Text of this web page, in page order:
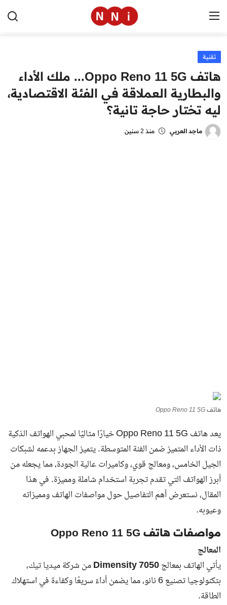
الرئيسية
اخبار مصر
العالم
الرياضة
تقنية
هاتف Oppo Reno 11 5G... ملك الأداء
والبطارية العملاقة في الفئة الاقتصادية،
ليه تختار حاجة تانية؟
ماجد العربي منذ 2 سنين
هاتف Oppo Reno 11 5G
يعد هاتف Oppo Reno 11 5G خيارًا مثاليًا لمحبي الهواتف الذكية
ذات الأداء المتميز ضمن الفئة المتوسطة. يتميز الجهاز بدعمه لشبكات
الجيل الخامس، ومعالج قوي، وكاميرات عالية الجودة، مما يجعله من
أبرز الهواتف التي تقدم تجربة استخدام شاملة ومميزة. في هذا
المقال، نستعرض أهم التفاصيل حول مواصفات الهاتف ومميزاته
وعيوبه.
مواصفات هاتف Oppo Reno 11 5G
المعالج
يأتي الهاتف بمعالجDimensity 7050من شركة ميديا تيك،
بتكنولوجيا تصنيع 6 نانو، مما يضمن أداءً سريعًا وكفاءة في استهلاك
الطاقة.